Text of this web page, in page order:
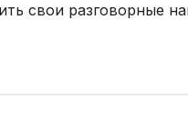
свои разговорные